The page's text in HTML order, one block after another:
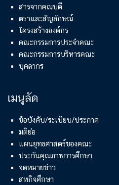
สารจากคณบดี
ตราและสัญลักษณ์
โครงสร้างองค์กร
คณะกรรมการประจำคณะ
คณะกรรมการบริหารคณะ
บุคลากร
เมนูลัด
ข้อบังคับ/ระเบียบ/ประกาศ
มติย่อ
แผนยุทธศาสตร์ของคณะ
ประกันคุณภาพการศึกษา
จดหมายข่าว
สหกิจศึกษา